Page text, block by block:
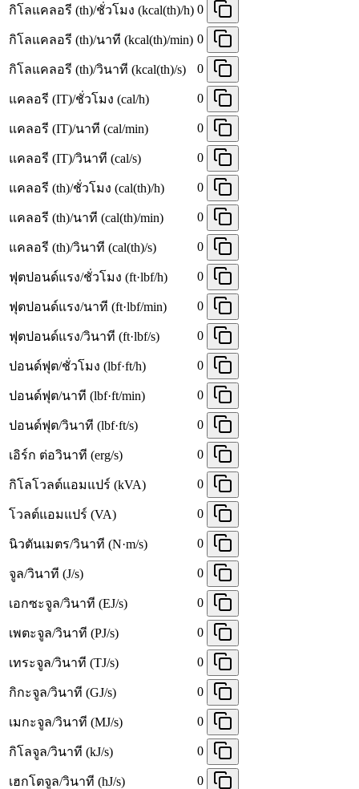
กิโลแคลอรี (th)/ชั่วโมง (kcal(th)/h) 0
กิโลแคลอรี (th)/นาที (kcal(th)/min) 0
กิโลแคลอรี (th)/วินาที (kcal(th)/s) 0
แคลอรี (IT)/ชั่วโมง (cal/h) 0
แคลอรี (IT)/นาที (cal/min) 0
แคลอรี (IT)/วินาที (cal/s) 0
แคลอรี (th)/ชั่วโมง (cal(th)/h) 0
แคลอรี (th)/นาที (cal(th)/min) 0
แคลอรี (th)/วินาที (cal(th)/s) 0
ฟุตปอนด์แรง/ชั่วโมง (ft·lbf/h) 0
ฟุตปอนด์แรง/นาที (ft·lbf/min) 0
ฟุตปอนด์แรง/วินาที (ft·lbf/s) 0
ปอนด์ฟุต/ชั่วโมง (lbf·ft/h) 0
ปอนด์ฟุต/นาที (lbf·ft/min) 0
ปอนด์ฟุต/วินาที (lbf·ft/s) 0
เอิร์ก ต่อวินาที (erg/s) 0
กิโลโวลต์แอมแปร์ (kVA) 0
โวลต์แอมแปร์ (VA) 0
นิวตันเมตร/วินาที (N·m/s) 0
จูล/วินาที (J/s) 0
เอกซะจูล/วินาที (EJ/s) 0
เพตะจูล/วินาที (PJ/s) 0
เทระจูล/วินาที (TJ/s) 0
กิกะจูล/วินาที (GJ/s) 0
เมกะจูล/วินาที (MJ/s) 0
กิโลจูล/วินาที (kJ/s) 0
เฮกโตจูล/วินาที (hJ/s) 0